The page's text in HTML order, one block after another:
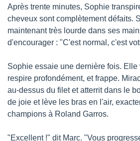
Après trente minutes, Sophie
cheveux sont complètement défaits.
maintenant très lourde dans ses
d'encourager : "C'est normal, c'est
Sophie essaie une dernière fois.
respire profondément, et frappe.
au-dessus du filet et atterrit dans le
de joie et lève les bras en l'air,
champions à Roland Garros.
"Excellent !" dit Marc. "Vous